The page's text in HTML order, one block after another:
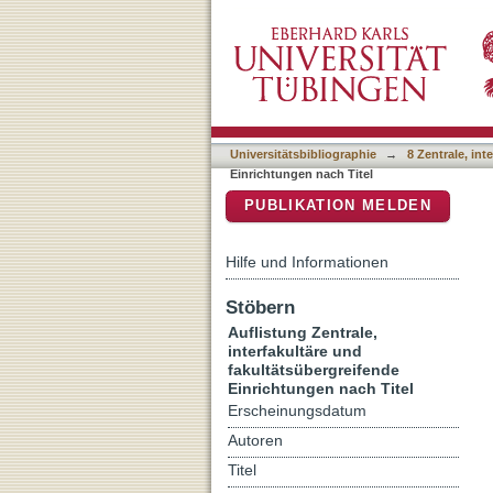
Universitätsbibliographie → 8 Zentrale,
Einrichtungen nach Titel
PUBLIKATION MELDEN
Hilfe und Informationen
Stöbern
Auflistung Zentrale,
interfakultäre und
fakultätsübergreifende
Einrichtungen nach Titel
Erscheinungsdatum
Autoren
Titel